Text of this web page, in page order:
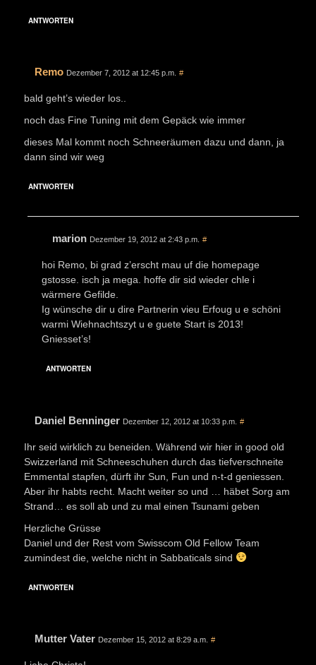
ANTWORTEN
Remo Dezember 7, 2012 at 12:45 p.m. #
bald geht’s wieder los..
noch das Fine Tuning mit dem Gepäck wie immer
dieses Mal kommt noch Schneeräumen dazu und dann, ja
dann sind wir weg
ANTWORTEN
marion Dezember 19, 2012 at 2:43 p.m. #
hoi Remo, bi grad z’erscht mau uf die homepage
gstosse. isch ja mega. hoffe dir sid wieder chle i
wärmere Gefilde.
Ig wünsche dir u dire Partnerin vieu Erfoug u e schöni
warmi Wiehnachtszyt u e guete Start is 2013!
Gniesset’s!
ANTWORTEN
Daniel Benninger Dezember 12, 2012 at 10:33 p.m. #
Ihr seid wirklich zu beneiden. Während wir hier in good old
Swizzerland mit Schneeschuhen durch das tiefverschneite
Emmental stapfen, dürft ihr Sun, Fun und n-t-d geniessen.
Aber ihr habts recht. Macht weiter so und … häbet Sorg am
Strand… es soll ab und zu mal einen Tsunami geben
Herzliche Grüsse
Daniel und der Rest vom Swisscom Old Fellow Team
zumindest die, welche nicht in Sabbaticals sind
ANTWORTEN
Mutter Vater Dezember 15, 2012 at 8:29 a.m. #